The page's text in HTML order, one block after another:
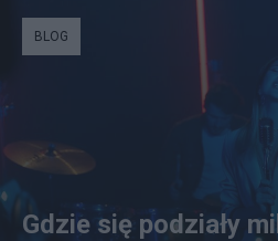
BLOG
Gdzie się podziały